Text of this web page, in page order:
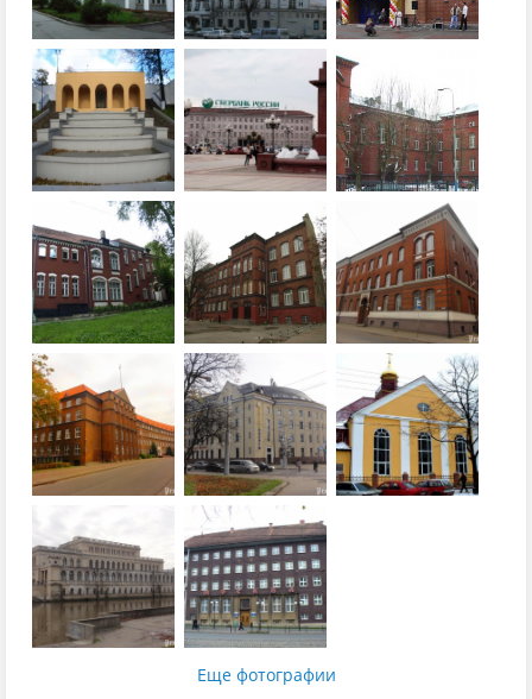
Еще фотографии